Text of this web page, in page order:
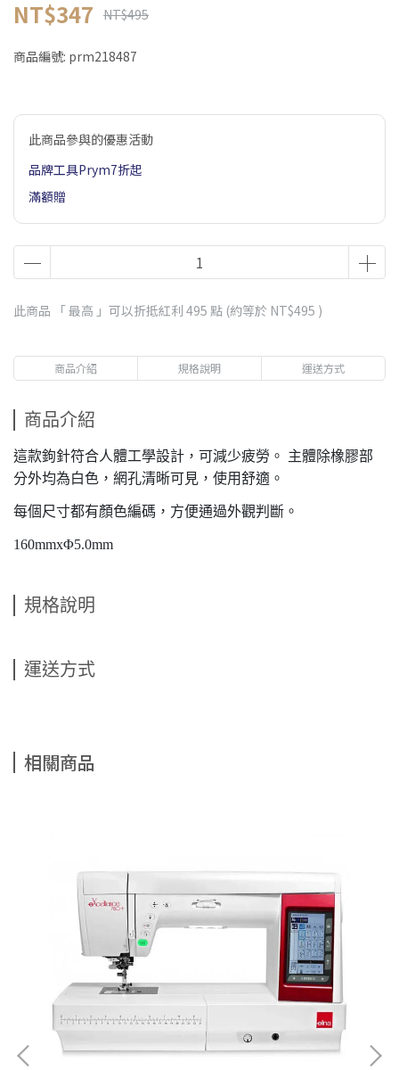
NT$347 NT$495
商品編號: prm218487
此商品參與的優惠活動
品牌工具Prym7折起
滿額贈
此商品 「 最高 」可以折抵紅利 495 點 (約等於 NT$495 )
商品介紹 規格說明 運送方式
商品介紹
這款鉤針符合人體工學設計，可減少疲勞。 主體除橡膠部
分外均為白色，網孔清晰可見，使用舒適。
每個尺寸都有顏色編碼，方便通過外觀判斷。
160mmxΦ5.0mm
規格說明
運送方式
相關商品